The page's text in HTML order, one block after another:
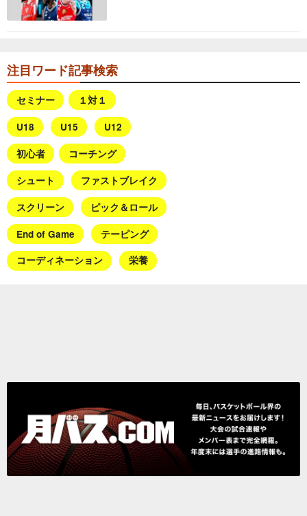
注目ワード記事検索
セミナー １対１
U18 U15 U12
初心者 コーチング
シュート ファストブレイク
スクリーン ピック＆ロール
End of Game テーピング
コーディネーション 栄養